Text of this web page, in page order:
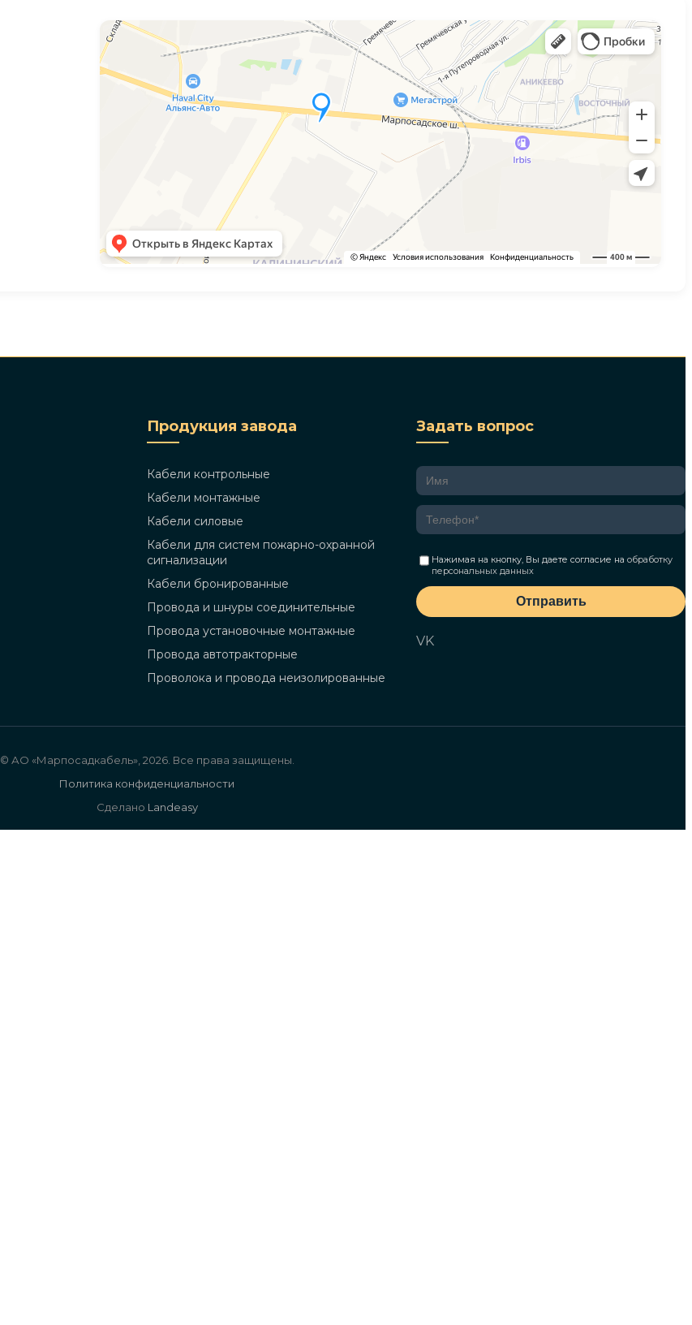
Продукция завода
Кабели контрольные
Кабели монтажные
Кабели силовые
Кабели для систем пожарно-охранной
сигнализации
Кабели бронированные
Провода и шнуры соединительные
Провода установочные монтажные
Провода автотракторные
Проволока и провода неизолированные
Задать вопрос
Нажимая на кнопку, Вы даете согласие на обработку
персональных данных
Отправить
VK
© АО «Марпосадкабель», 2026. Все права защищены.
Политика конфиденциальности
Сделано Landeasy